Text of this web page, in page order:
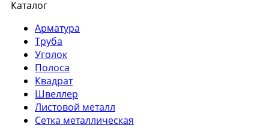
Каталог
Арматура
Труба
Уголок
Полоса
Квадрат
Швеллер
Листовой металл
Сетка металлическая